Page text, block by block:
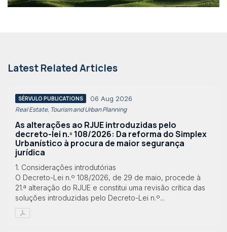
Latest Related Articles
SÉRVULO PUBLICATIONS 06 Aug 2026
Real Estate, Tourism and Urban Planning
As alterações ao RJUE introduzidas pelo
decreto-lei n.º 108/2026: Da reforma do Simplex
Urbanístico à procura de maior segurança
jurídica
1. Considerações introdutórias
O Decreto-Lei n.º 108/2026, de 29 de maio, procede à
21.ª alteração do RJUE e constitui uma revisão crítica das
soluções introduzidas pelo Decreto-Lei n.º...